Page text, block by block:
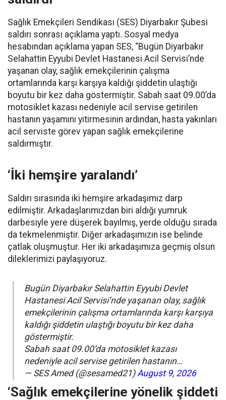
Sağlık Emekçileri Sendikası (SES) Diyarbakır Şubesi
saldırı sonrası açıklama yaptı. Sosyal medya
hesabından açıklama yapan SES, “Bugün Diyarbakır
Selahattin Eyyubi Devlet Hastanesi Acil Servisi’nde
yaşanan olay, sağlık emekçilerinin çalışma
ortamlarında karşı karşıya kaldığı şiddetin ulaştığı
boyutu bir kez daha göstermiştir. Sabah saat 09.00’da
motosiklet kazası nedeniyle acil servise getirilen
hastanın yaşamını yitirmesinin ardından, hasta yakınları
acil serviste görev yapan sağlık emekçilerine
saldırmıştır.
‘İki hemşire yaralandı’
Saldırı sırasında iki hemşire arkadaşımız darp
edilmiştir. Arkadaşlarımızdan biri aldığı yumruk
darbesiyle yere düşerek bayılmış, yerde olduğu sırada
da tekmelenmiştir. Diğer arkadaşımızın ise belinde
çatlak oluşmuştur. Her iki arkadaşımıza geçmiş olsun
dileklerimizi paylaşıyoruz.
Bugün Diyarbakır Selahattin Eyyubi Devlet
Hastanesi Acil Servisi’nde yaşanan olay, sağlık
emekçilerinin çalışma ortamlarında karşı karşıya
kaldığı şiddetin ulaştığı boyutu bir kez daha
göstermiştir.
Sabah saat 09.00’da motosiklet kazası
nedeniyle acil servise getirilen hastanın…
— SES Amed (@sesamed21) August 9, 2026
‘Sağlık emekçilerine yönelik şiddeti